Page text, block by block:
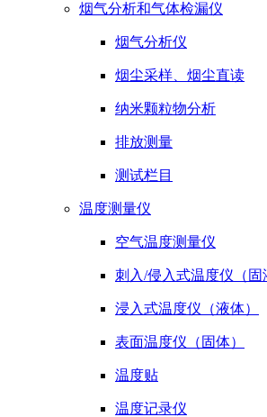
烟气分析和气体检漏仪
烟气分析仪
烟尘采样、烟尘直读
纳米颗粒物分析
排放测量
测试栏目
温度测量仪
空气温度测量仪
刺入/侵入式温度仪（固
浸入式温度仪（液体）
表面温度仪（固体）
温度贴
温度记录仪